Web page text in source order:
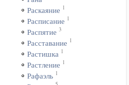
Раскаяние 1
Расписание 1
Распятие 3
Расставание 1
Растишка 1
Растление 1
Рафаэль 1